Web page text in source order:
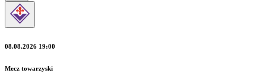
08.08.2026 19:00
Mecz towarzyski